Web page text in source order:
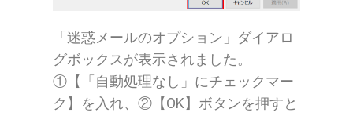
「迷惑メールのオプション」ダイアロ
グボックスが表示されました。
①【「自動処理なし」にチェックマー
ク】を入れ、②【OK】ボタンを押すと